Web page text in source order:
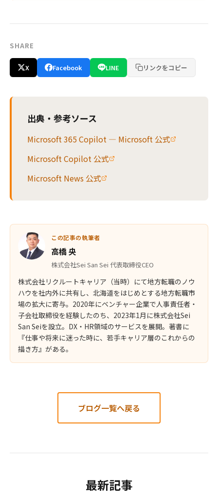
SHARE
X Facebook LINE リンクをコピー
出典・参考ソース
Microsoft 365 Copilot — Microsoft 公式
Microsoft Copilot 公式
Microsoft News 公式
この記事の執筆者
高橋 央
株式会社Sei San Sei 代表取締役CEO
株式会社リクルートキャリア（当時）にて地方転職のノウ
ハウを社内外に共有し、北海道をはじめとする地方転職市
場の拡大に寄与。2020年にベンチャー企業で人事責任者・
子会社取締役を経験したのち、2023年1月に株式会社Sei
San Seiを設立。DX・HR領域のサービスを展開。著書に
『仕事や将来に迷った時に、若手キャリア層のこれからの
描き方』がある。
ブログ一覧へ戻る
最新記事